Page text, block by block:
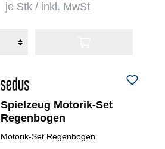
je Stk / inkl. MwSt
Spielzeug Motorik-Set
Regenbogen
Motorik-Set Regenbogen